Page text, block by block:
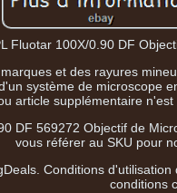
Fluotar 100X/0.90 DF
et des rayures
système de microscope
article supplémentaire
DF 569272 Objectif de
vous référer au SKU pour
Conditions
conditions